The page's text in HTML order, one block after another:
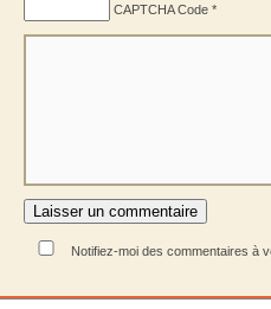
CAPTCHA Code *
Notifiez-moi des commentaires à